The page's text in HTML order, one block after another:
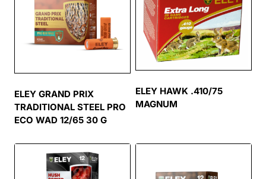
ELEY GRAND PRIX
TRADITIONAL STEEL PRO
ECO WAD 12/65 30 G
ELEY HAWK .410/75
MAGNUM